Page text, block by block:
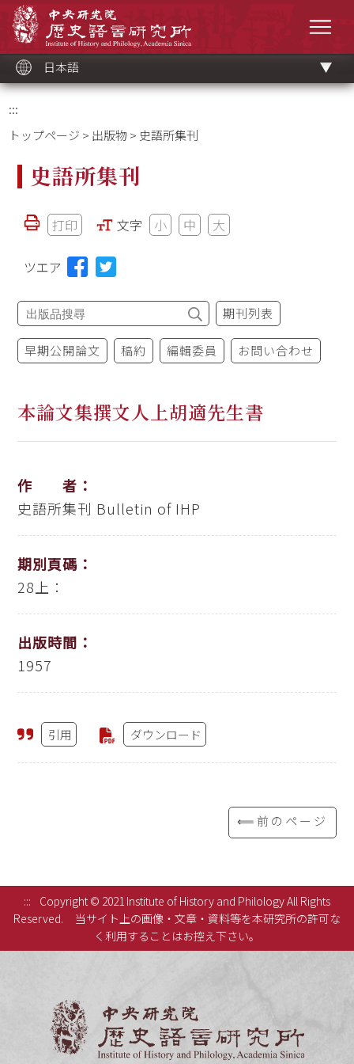
ッ
ク
日本語
:::
トップページ > 出版物 > 史語所集刊
史語所集刊
打印 文字 小 中 大
ツエア
期刊列表
早期公開論文 稿約 編輯委員 お問い合わせ
本論文集撰文人上胡適先生書
作 者：
史語所集刊 Bulletin of IHP
期別頁碼：
28上：
出版時間：
1957
引用 ダウンロード
⟸前のページ
:::
Copyright © 2021 Institute of History and Philology All Rights
Reserved.
当サイト上の画像・文章・資料等を本研究所の許可な
く利用することはお控え下さい。